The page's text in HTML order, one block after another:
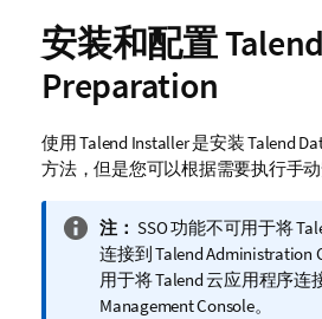
安装和配置
Preparation
使用Talend Installer是安装Talend
方法，但是您可以根据需要执行手动
信
息
注
释
注： SSO 功能不可用于将
连接到Talend Administration
用于将Talend云应用程序连
Management Console。